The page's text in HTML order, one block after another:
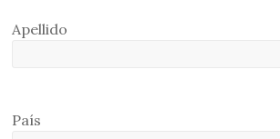
Apellido
País